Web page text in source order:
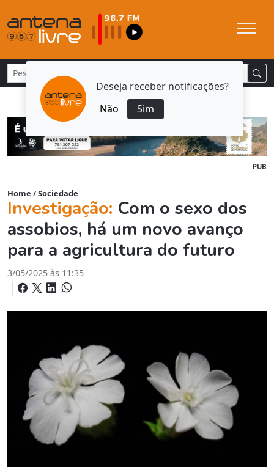
Deseja receber notificações?
Não
Sim
PUB
Home /Sociedade
Investigação: Com o sexo dos
assobios, há um novo avanço
para a agricultura do futuro
3/05/2025 às 11:35